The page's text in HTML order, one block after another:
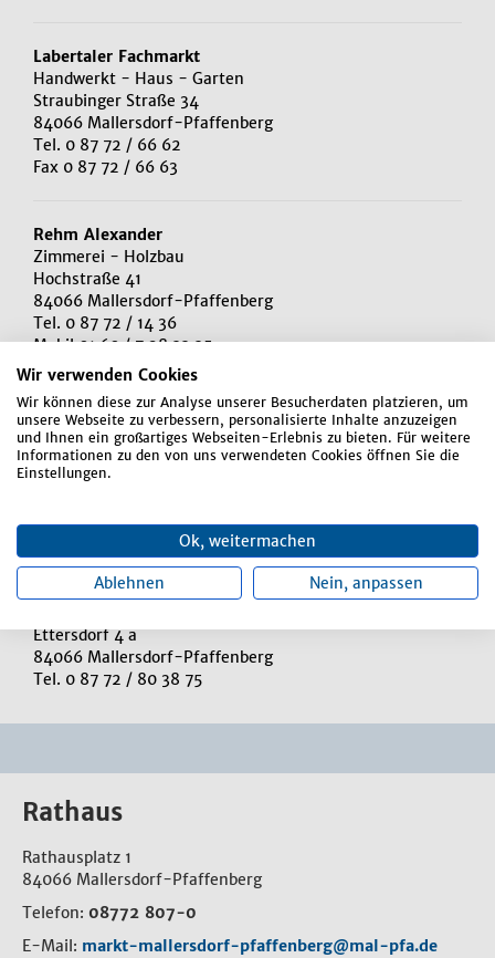
Wir verwenden Cookies
Wir können diese zur Analyse unserer Besucherdaten platzieren, um
unsere Webseite zu verbessern, personalisierte Inhalte anzuzeigen
und Ihnen ein großartiges Webseiten-Erlebnis zu bieten. Für weitere
Informationen zu den von uns verwendeten Cookies öffnen Sie die
Einstellungen.
Ok, weitermachen
Ablehnen Nein, anpassen
Labertaler Fachmarkt
Handwerkt - Haus - Garten
Straubinger Straße 34
84066 Mallersdorf-Pfaffenberg
Tel. 0 87 72 / 66 62
Fax 0 87 72 / 66 63
Rehm Alexander
Zimmerei - Holzbau
Hochstraße 41
84066 Mallersdorf-Pfaffenberg
Tel. 0 87 72 / 14 36
Mobil 01 60 / 7 28 33 35
Rehm Hermann
Sägewerk - Holzhandel
Laberstraße 32
84066 Mallersdorf-Pfaffenberg
Fax 0 87 72 / 82 61
Zierer Emmeram
Ettersdorf 4 a
84066 Mallersdorf-Pfaffenberg
Tel. 0 87 72 / 80 38 75
Rathaus
Rathausplatz 1
84066 Mallersdorf-Pfaffenberg
Telefon: 08772 807-0
E-Mail: markt-mallersdorf-pfaffenberg@mal-pfa.de